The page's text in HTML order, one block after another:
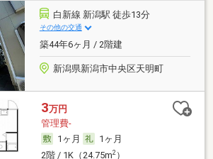
白新線 新潟駅 徒歩13分
その他の交通
築44年6ヶ月 / 2階建
新潟県新潟市中央区天明町
3万円
管理費-
1ヶ月
1ヶ月
2階 / 1K（24.75m2）